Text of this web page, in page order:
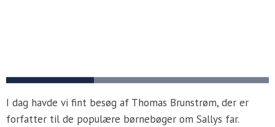
I dag havde vi fint besøg af Thomas Brunstrøm, der er
forfatter til de populære børnebøger om Sallys far.